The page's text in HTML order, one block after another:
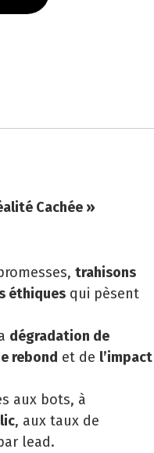
Cachée »
trahisons
éthiques qui pèsent
dégradation de
rebond et de l’impact
aux bots, à
, aux taux de
lead.